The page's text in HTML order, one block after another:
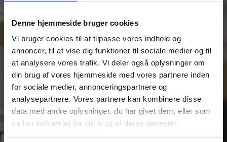
Denne hjemmeside bruger cookies
Vi bruger cookies til at tilpasse vores indhold og
annoncer, til at vise dig funktioner til sociale medier og til
at analysere vores trafik. Vi deler også oplysninger om
din brug af vores hjemmeside med vores partnere inden
for sociale medier, annonceringspartnere og
analysepartnere. Vores partnere kan kombinere disse
data med andre oplysninger, du har givet dem, eller som
de har indsamlet fra din brug af deres tjenester.